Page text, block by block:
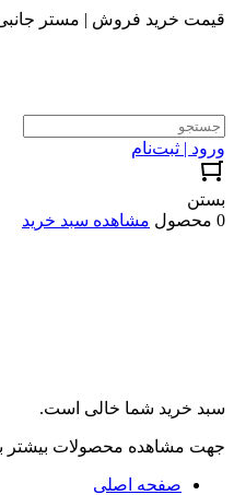
قیمت خرید فروش | مستر
ورود | ثبت‌نام
بستن
0 محصول
مشاهده سبد خرید
سبد خرید شما خالی است.
جهت مشاهده محصولات بیشتر
صفحه اصلی